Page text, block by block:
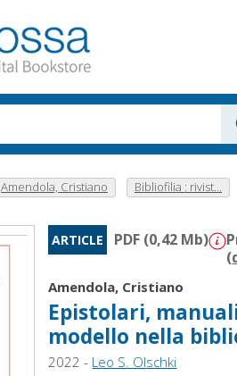
Amendola, Cristiano Bibliofilia : rivist...
ARTICLE PDF (0,42 Mb)
(
Amendola, Cristiano
Epistolari,
modello nella
2022 - Leo S. Olschki